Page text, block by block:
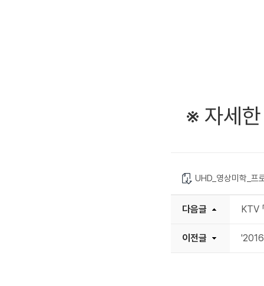
※ 자세
UHD_영상미학_프
다음글 KTV
이전글 '2016